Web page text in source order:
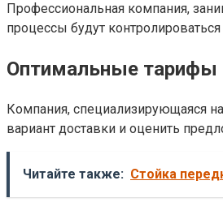
Профессиональная компания,
процессы будут
Оптимальные тарифы
Компания, специализирующаяся
вариант доставки и оценить
Читайте также: Стойка